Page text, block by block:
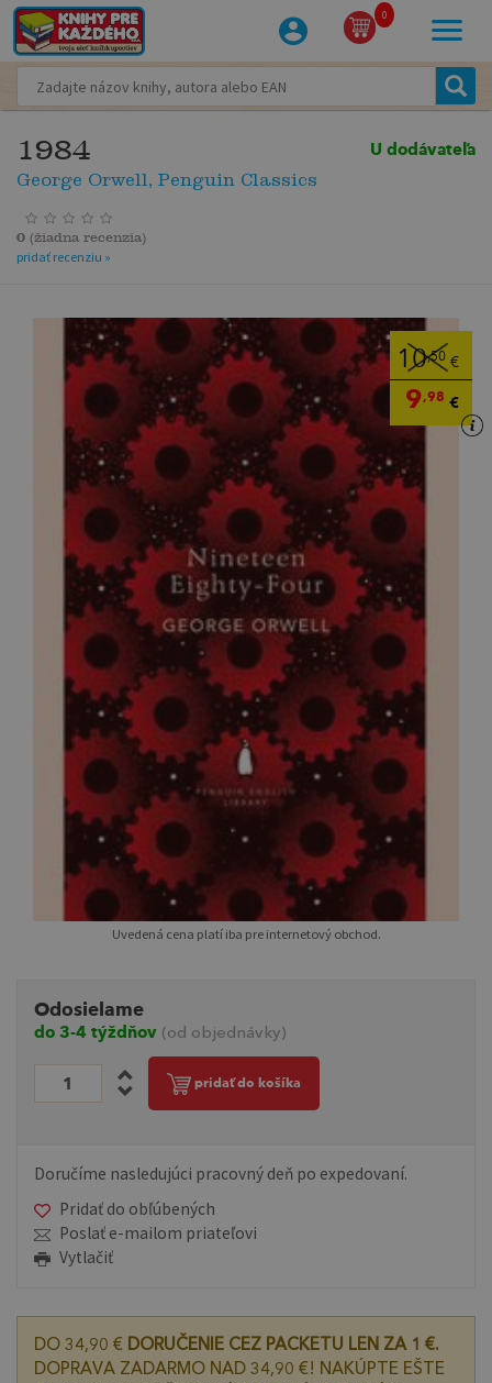
0
1984
George Orwell, Penguin Classics
U dodávateľa
0 (žiadna recenzia)
pridať recenziu »
10,50 €
9,98 €
Uvedená cena platí iba pre internetový obchod.
Odosielame
do 3-4 týždňov (od objednávky)
pridať do košíka
Doručíme nasledujúci pracovný deň po expedovaní.
Pridať do obľúbených
Poslať e-mailom priateľovi
Vytlačiť
DO 34,90 € DORUČENIE CEZ PACKETU LEN ZA 1 €.
DOPRAVA ZADARMO NAD 34,90 €! NAKÚPTE EŠTE